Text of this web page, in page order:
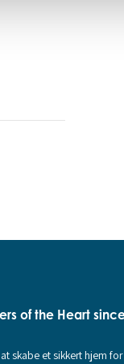
of the Heart
skabe et sikkert hjem